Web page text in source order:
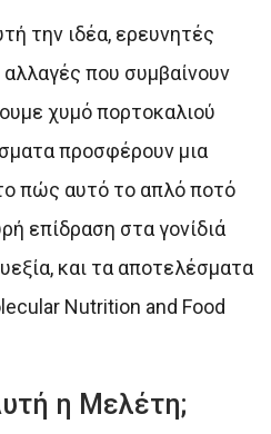
την ιδέα, ερευνητές
που συμβαίνουν
χυμό πορτοκαλιού
προσφέρουν μια
πώς αυτό το απλό ποτό
επίδραση στα γονίδιά
και τα αποτελέσματα
Nutrition and Food
η Μελέτη;